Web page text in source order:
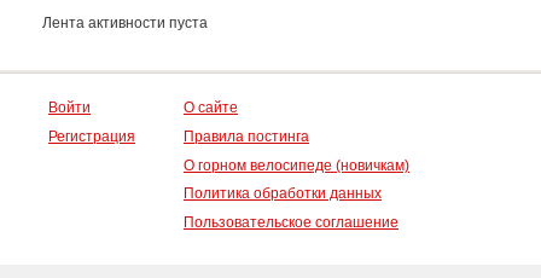
Лента активности пуста
Войти
Регистрация
О сайте
Правила постинга
О горном велосипеде (новичкам)
Политика обработки данных
Пользовательское соглашение